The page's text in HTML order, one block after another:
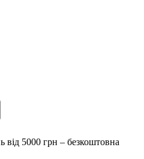
від 5000 грн – безкоштовна